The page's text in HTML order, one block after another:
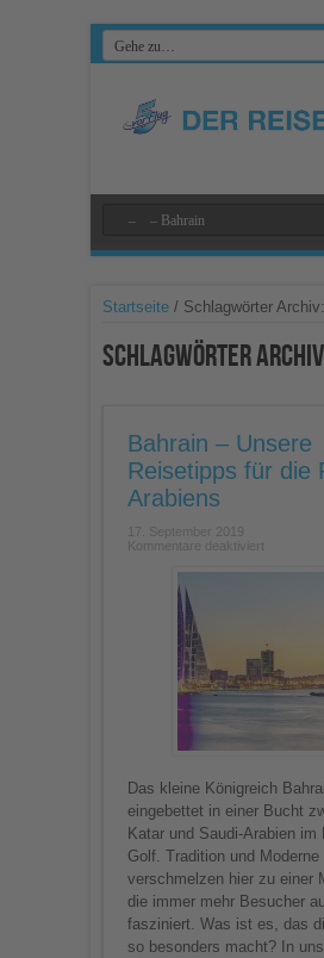
Startseite/ Schlagwörter
Schlagwörter
Bahrain – Unsere
Reisetipps für die
Arabiens
17. September 2019
Kommentare deaktiviertfür
Perle
Arabiens
Das kleine Königreich
eingebettet in einer Bucht
Katar und Saudi-Arabien im
Golf. Tradition und Moderne
verschmelzen hier zu einer
die immer mehr Besucher
fasziniert. Was ist es, das
so besonders macht? In